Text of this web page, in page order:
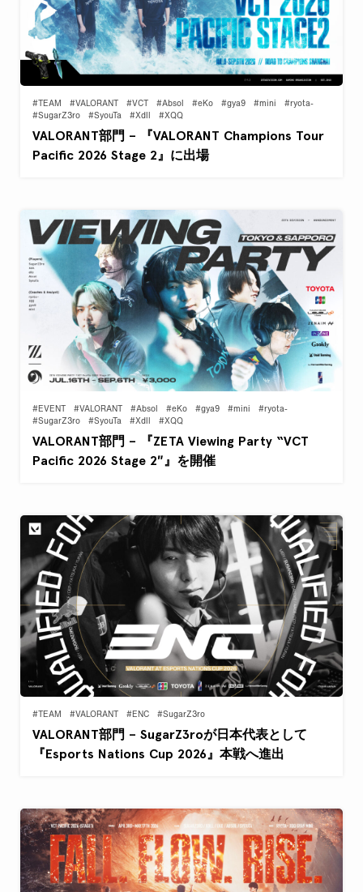
#TEAM #VALORANT #VCT #Absol #eKo #gya9 #mini
#ryota-
#SugarZ3ro
#SyouTa #Xdll #XQQ
VALORANT部門 – 『VALORANT Champions Tour
Pacific 2026 Stage 2』に出場
#EVENT #VALORANT #Absol #eKo #gya9 #mini
#ryota-
#SugarZ3ro
#SyouTa #Xdll #XQQ
VALORANT部門 – 『ZETA Viewing Party “VCT
Pacific 2026 Stage 2″』を開催
#TEAM #VALORANT #ENC #SugarZ3ro
VALORANT部門 – SugarZ3roが日本代表として
『Esports Nations Cup 2026』本戦へ進出